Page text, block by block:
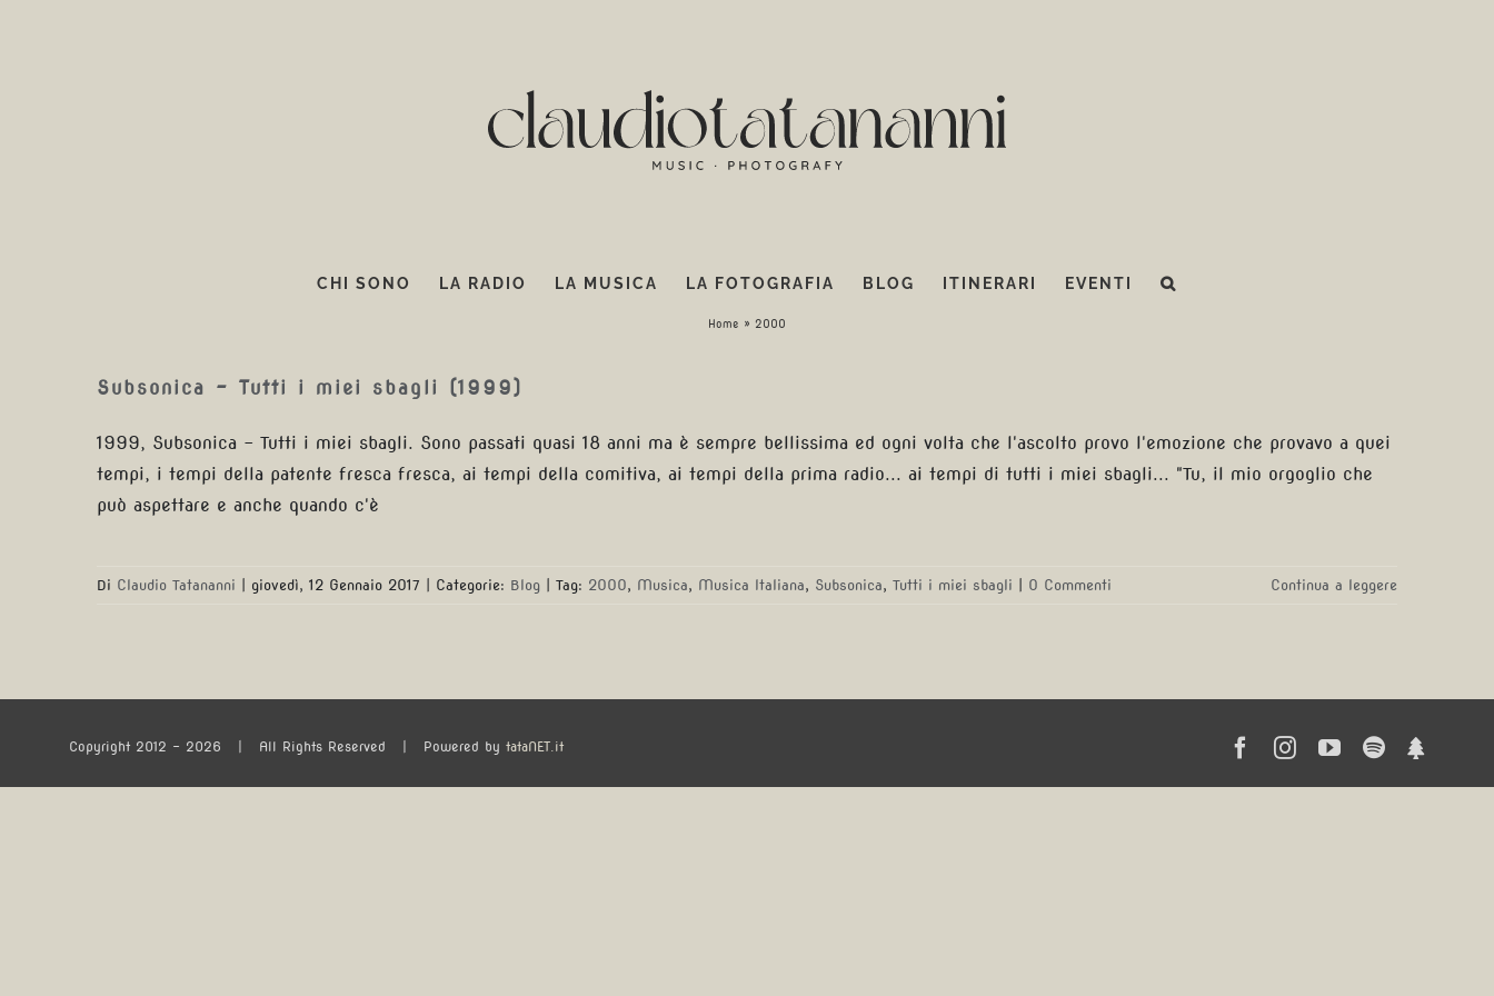
CHI SONO LA RADIO LA MUSICA LA FOTOGRAFIA BLOG ITINERARI EVENTI
2000
Home » 2000
Subsonica – Tutti i miei sbagli (1999)
1999, Subsonica - Tutti i miei sbagli. Sono passati quasi 18 anni ma è sempre bellissima ed ogni volta che l'ascolto provo l'emozione che provavo a quei
tempi, i tempi della patente fresca fresca, ai tempi della comitiva, ai tempi della prima radio... ai tempi di tutti i miei sbagli... "Tu, il mio orgoglio che
può aspettare e anche quando c'è
Di Claudio Tatananni giovedì, 12 Gennaio 2017 Categorie: Blog Tag: 2000, Musica, Musica Italiana, Subsonica, Tutti i miei sbagli 0 Commenti Continua a leggere
Copyright 2012 - 2026 | All Rights Reserved | Powered bytataNET.it Facebook
Instagram
YouTube
Spotify